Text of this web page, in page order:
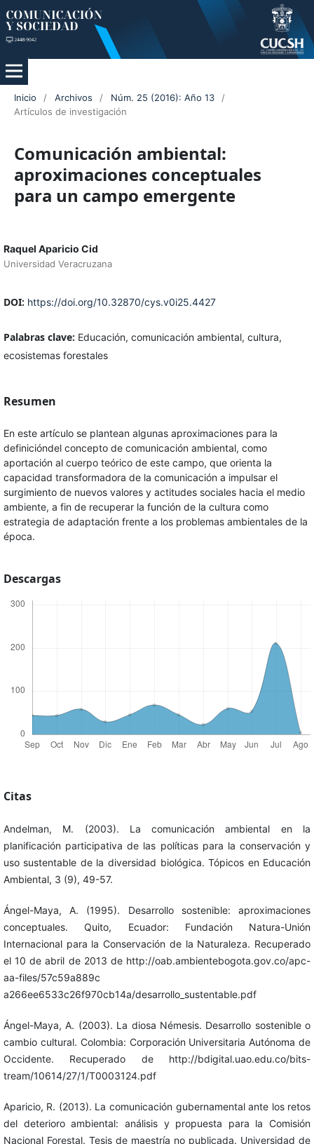
Inicio / Archivos / Núm. 25 (2016): Año 13
/
Artículos de investigación
Comunicación ambiental:
aproximaciones conceptuales
para un campo emergente
Raquel Aparicio Cid
Universidad Veracruzana
DOI: https://doi.org/10.32870/cys.v0i25.4427
Palabras clave: Educación, comunicación ambiental, cultura,
ecosistemas forestales
Resumen
En este artículo se plantean algunas aproximaciones para la
definicióndel concepto de comunicación ambiental, como
aportación al cuerpo teórico de este campo, que orienta la
capacidad transformadora de la comunicación a impulsar el
surgimiento de nuevos valores y actitudes sociales hacia el medio
ambiente, a fin de recuperar la función de la cultura como
estrategia de adaptación frente a los problemas ambientales de la
época.
Descargas
Citas
Andelman, M. (2003). La comunicación ambiental en la
planificación participativa de las políticas para la conservación y
uso sustentable de la diversidad biológica. Tópicos en Educación
Ambiental, 3 (9), 49-57.
Ángel-Maya, A. (1995). Desarrollo sostenible: aproximaciones
conceptuales. Quito, Ecuador: Fundación Natura-Unión
Internacional para la Conservación de la Naturaleza. Recuperado
el 10 de abril de 2013 de http://oab.ambientebogota.gov.co/apc-
aa-files/57c59a889c
a266ee6533c26f970cb14a/desarrollo_sustentable.pdf
Ángel-Maya, A. (2003). La diosa Némesis. Desarrollo sostenible o
cambio cultural. Colombia: Corporación Universitaria Autónoma de
Occidente. Recuperado de http://bdigital.uao.edu.co/bits-
tream/10614/27/1/T0003124.pdf
Aparicio, R. (2013). La comunicación gubernamental ante los retos
del deterioro ambiental: análisis y propuesta para la Comisión
Nacional Forestal. Tesis de maestría no publicada. Universidad de